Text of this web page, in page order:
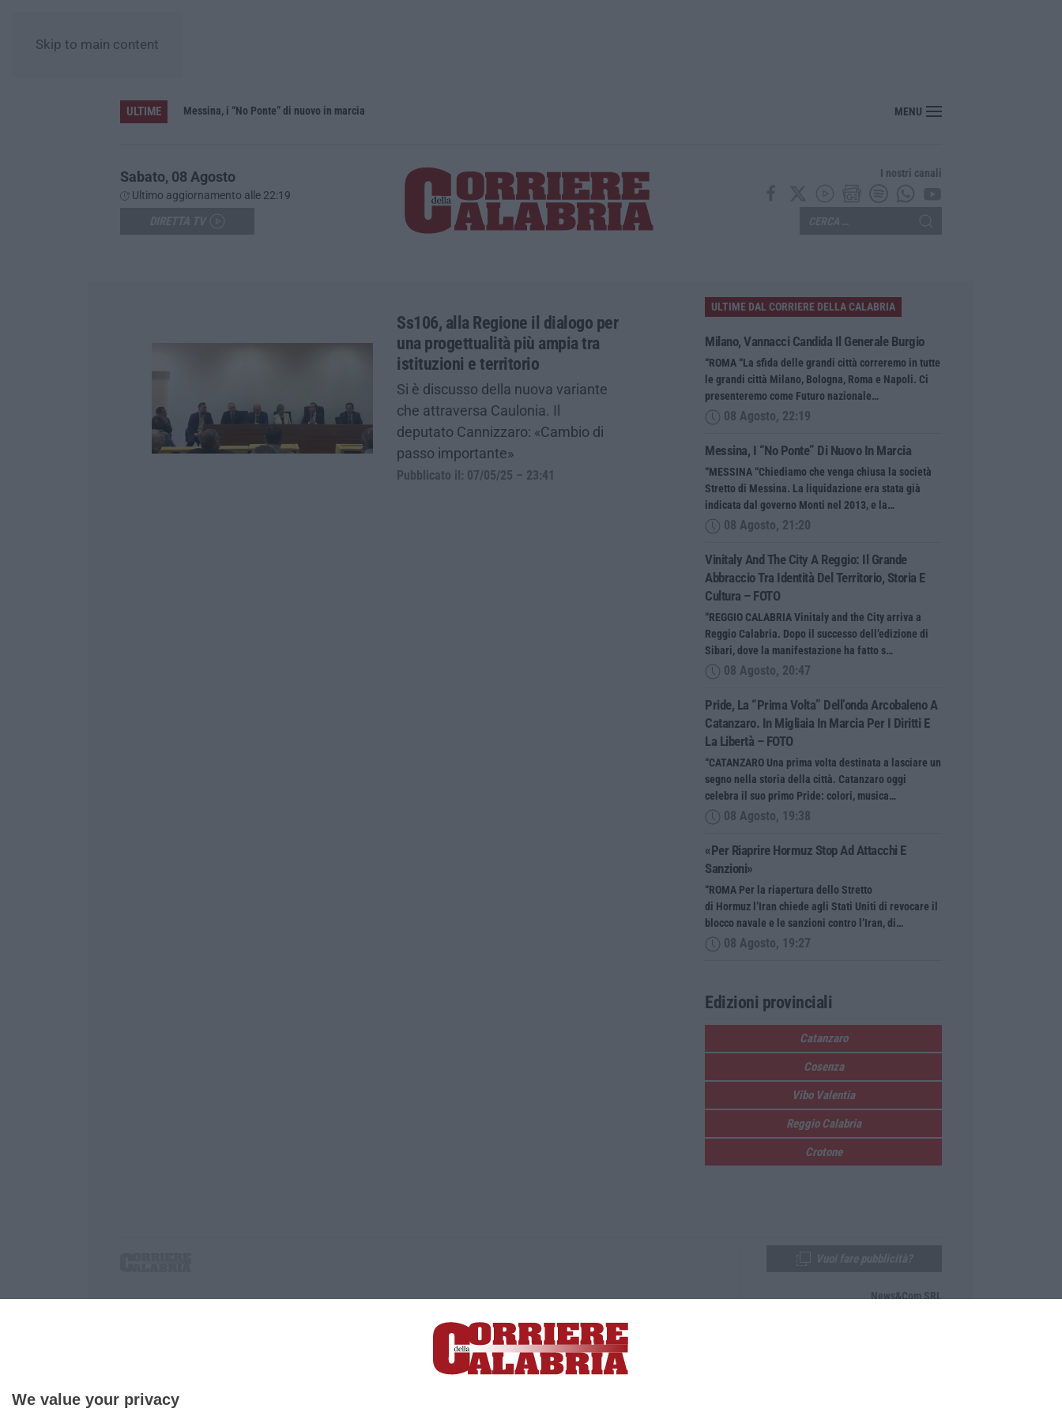
We value your privacy
Skip to main content
ULTIME Messina, i “No Ponte” di nuovo in marcia MENU
Sabato, 08 Agosto
Ultimo aggiornamento alle 22:19
I nostri canali
Ss106, alla Regione il dialogo per
una progettualità più ampia tra
istituzioni e territorio
Si è discusso della nuova variante
che attraversa Caulonia. Il
deputato Cannizzaro: «Cambio di
passo importante»
Pubblicato il: 07/05/25 – 23:41
ULTIME DAL CORRIERE DELLA CALABRIA
Milano, Vannacci Candida Il Generale Burgio
“ROMA “La sfida delle grandi città correremo in tutte
le grandi città Milano, Bologna, Roma e Napoli. Ci
presenteremo come Futuro nazionale…
08 Agosto, 22:19
Messina, I “No Ponte” Di Nuovo In Marcia
“MESSINA “Chiediamo che venga chiusa la società
Stretto di Messina. La liquidazione era stata già
indicata dal governo Monti nel 2013, e la…
08 Agosto, 21:20
Vinitaly And The City A Reggio: Il Grande
Abbraccio Tra Identità Del Territorio, Storia E
Cultura – FOTO
“REGGIO CALABRIA Vinitaly and the City arriva a
Reggio Calabria. Dopo il successo dell’edizione di
Sibari, dove la manifestazione ha fatto s…
08 Agosto, 20:47
Pride, La “prima Volta” Dell’onda Arcobaleno A
Catanzaro. In Migliaia In Marcia Per I Diritti E
La Libertà – FOTO
“CATANZARO Una prima volta destinata a lasciare un
segno nella storia della città. Catanzaro oggi
celebra il suo primo Pride: colori, musica…
08 Agosto, 19:38
«Per Riaprire Hormuz Stop Ad Attacchi E
Sanzioni»
“ROMA Per la riapertura dello Stretto
di Hormuz l’Iran chiede agli Stati Uniti di revocare il
blocco navale e le sanzioni contro l’Iran, di…
08 Agosto, 19:27
Edizioni provinciali
Catanzaro
Cosenza
Vibo Valentia
Reggio Calabria
Crotone
P.IVA. 03199620794, Via del mare 6/G, S.Eufemia, Lamezia Terme (CZ)
Iscrizione tribunale di Lamezia Terme 5/2011 - Direttore responsabile Paola Militano |Privacy
News&Com SRL